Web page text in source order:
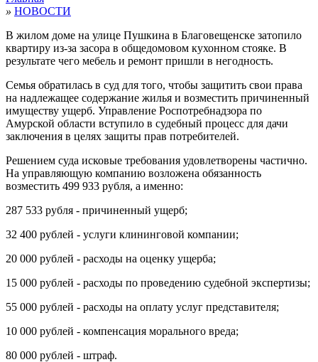
» НОВОСТИ
В жилом доме на улице Пушкина в Благовещенске затопило
квартиру из-за засора в общедомовом кухонном стояке. В
результате чего мебель и ремонт пришли в негодность.
Семья обратилась в суд для того, чтобы защитить свои права
на надлежащее содержание жилья и возместить причиненный
имуществу ущерб. Управление Роспотребнадзора по
Амурской области вступило в судебный процесс для дачи
заключения в целях защиты прав потребителей.
Решением суда исковые требования удовлетворены частично.
На управляющую компанию возложена обязанность
возместить 499 933 рубля, а именно:
287 533 рубля - причиненный ущерб;
32 400 рублей - услуги клининговой компании;
20 000 рублей - расходы на оценку ущерба;
15 000 рублей - расходы по проведению судебной экспертизы;
55 000 рублей - расходы на оплату услуг представителя;
10 000 рублей - компенсация морального вреда;
80 000 рублей - штраф.